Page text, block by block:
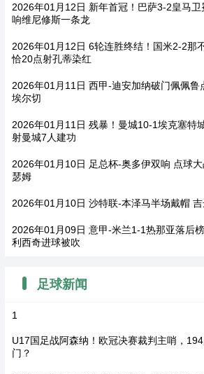
2026年01月12日 新年首冠！巴萨3-2皇马卫
响维尼修斯一条龙
2026年01月12日 6轮连胜终结！国米2-2那
恰20点射孔蒂染红
2026年01月11日 西甲-迪安加纳破门佩佩鲁
埃尔切
2026年01月11日 残暴！曼城10-1埃克塞特
射曼城7人建功
2026年01月10日 足总杯-奥多伊双响 点球
瑟姆
2026年01月10日 沙特联-本泽马半场戴帽
2026年01月09日 意甲-米兰1-1热那亚落后
利西奇进球被吹
足球新闻
1
U17国足战阿森纳！欧冠决赛裁判主哨，
门？